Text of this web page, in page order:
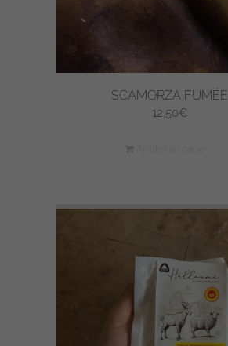
SCAMORZA FUMÉE
12,50€